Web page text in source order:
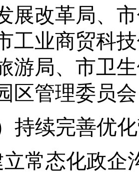
展改革局、
工业商贸科
游局、 市卫
区管理委员
持续完善优
立常态化政